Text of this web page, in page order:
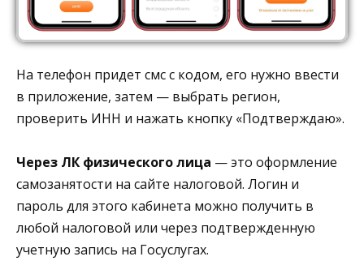
На телефон придет смс с кодом, его нужно ввести
в приложение, затем — выбрать регион,
проверить ИНН и нажать кнопку «Подтверждаю».
Через ЛК физического лица — это оформление
самозанятости на сайте налоговой. Логин и
пароль для этого кабинета можно получить в
любой налоговой или через подтвержденную
учетную запись на Госуслугах.